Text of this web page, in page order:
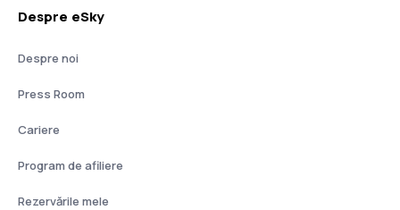
Despre eSky
Despre noi
Press Room
Cariere
Program de afiliere
Rezervările mele